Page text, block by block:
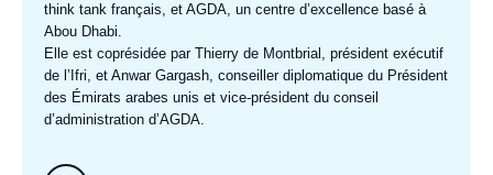
think tank français, et AGDA, un centre d’excellence basé à
Abou Dhabi.
Elle est coprésidée par Thierry de Montbrial , président exécutif
de l’Ifri, et Anwar Gargash, conseiller diplomatique du Président
des Émirats arabes unis et vice-président du conseil
d’administration d’AGDA.